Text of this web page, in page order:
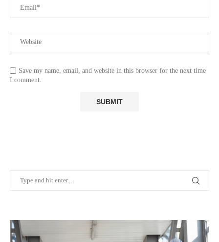
Save my name, email, and website in this browser for the next time
I comment.